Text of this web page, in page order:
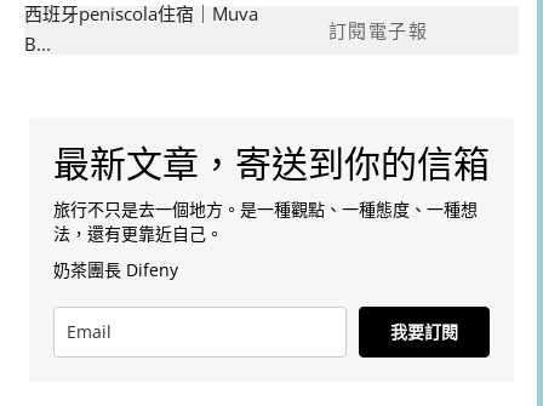
西班牙peniscola住宿｜Muva
B...
訂閱電子報
最新文章，寄送到你的信箱
旅行不只是去一個地方。是一種觀點、一種態度、一種想
法，還有更靠近自己。
奶茶團長 Difeny
我要訂閱